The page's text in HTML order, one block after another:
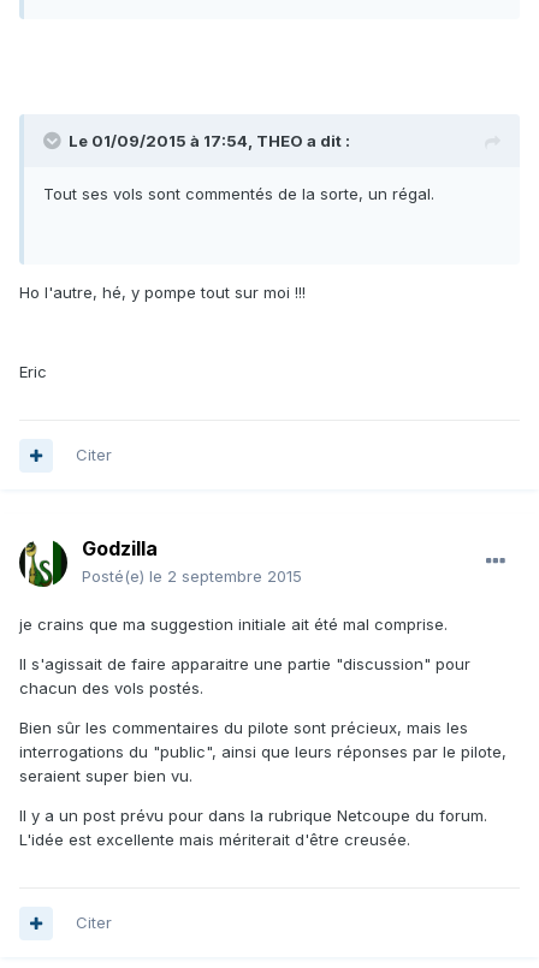
Le 01/09/2015 à 17:54, THEO a dit :
Tout ses vols sont commentés de la sorte, un régal.
Ho l'autre, hé, y pompe tout sur moi !!!
Eric
Citer
Godzilla
Posté(e) le 2 septembre 2015
je crains que ma suggestion initiale ait été mal comprise.
Il s'agissait de faire apparaitre une partie "discussion" pour
chacun des vols postés.
Bien sûr les commentaires du pilote sont précieux, mais les
interrogations du "public", ainsi que leurs réponses par le pilote,
seraient super bien vu.
Il y a un post prévu pour dans la rubrique Netcoupe du forum.
L'idée est excellente mais mériterait d'être creusée.
Citer